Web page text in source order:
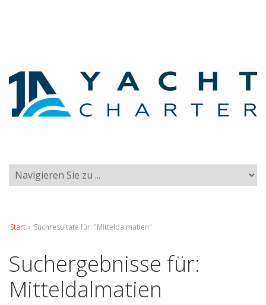
Start › Suchresultate für: "Mitteldalmatien"
Suchergebnisse für:
Mitteldalmatien